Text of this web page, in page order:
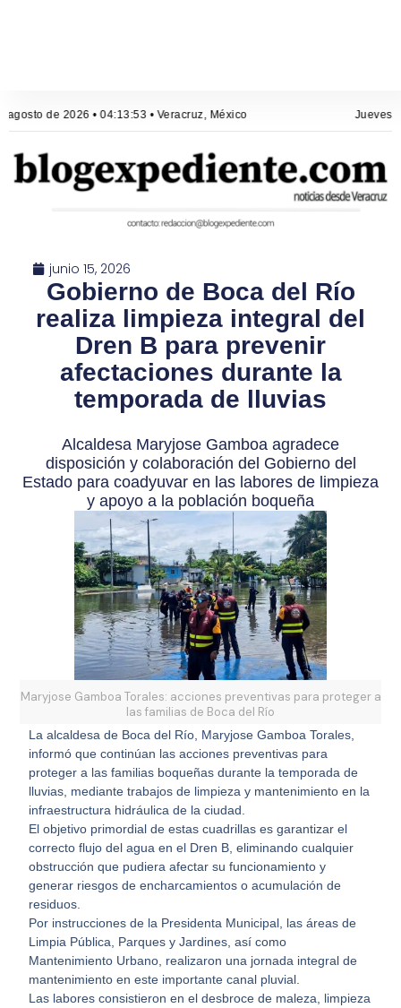
de 2026 • 04:13:53 • Veracruz, México Jueves,
junio 15, 2026
Gobierno de Boca del Río
realiza limpieza integral del
Dren B para prevenir
afectaciones durante la
temporada de lluvias
Alcaldesa Maryjose Gamboa agradece
disposición y colaboración del Gobierno del
Estado para coadyuvar en las labores de limpieza
y apoyo a la población boqueña
Maryjose Gamboa Torales: acciones preventivas para proteger a
las familias de Boca del Río
La alcaldesa de Boca del Río, Maryjose Gamboa Torales,
informó que continúan las acciones preventivas para
proteger a las familias boqueñas durante la temporada de
lluvias, mediante trabajos de limpieza y mantenimiento en la
infraestructura hidráulica de la ciudad.
El objetivo primordial de estas cuadrillas es garantizar el
correcto flujo del agua en el Dren B, eliminando cualquier
obstrucción que pudiera afectar su funcionamiento y
generar riesgos de encharcamientos o acumulación de
residuos.
Por instrucciones de la Presidenta Municipal, las áreas de
Limpia Pública, Parques y Jardines, así como
Mantenimiento Urbano, realizaron una jornada integral de
mantenimiento en este importante canal pluvial.
Las labores consistieron en el desbroce de maleza, limpieza